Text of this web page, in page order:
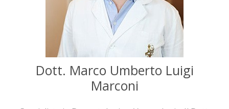
Dott. Marco Umberto Luigi
Marconi